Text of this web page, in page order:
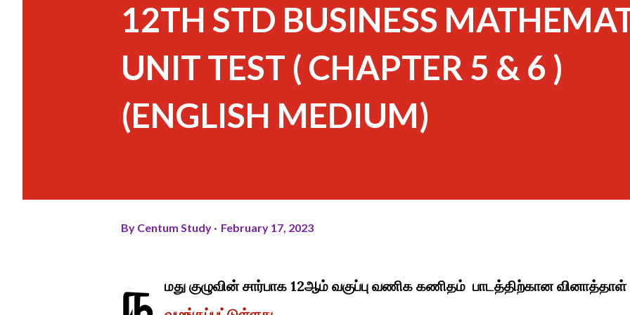
12TH STD BUSINESS
UNIT TEST ( CHAPTER 5 & 6 )
(ENGLISH MEDIUM)
By Centum Study February 17, 2023
ந
மது குழுவின் சார்பாக 12ஆம் வகுப்பு வணிக கணிதம் பாடத்திற்கான வினாத்தாள்